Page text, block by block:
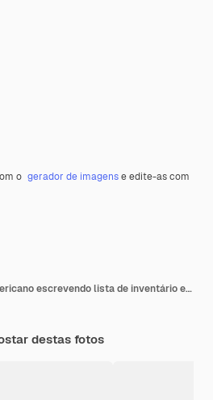
o gerador de imagense edite-as com
Trabalhador afro-americano escrevendo lista de inventário enquanto verifica o estoque na sala de armazenamento
destas fotos